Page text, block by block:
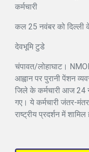
कर्मचारी
कल 25 नवंबर को दिल्ली
देवभूमि टुडे
चंपावत/लोहाघाट।
आह्वान पर पुरानी पेंशन
जिले के कर्मचारी आज 24
गए। ये कर्मचारी जंतर-
राष्ट्रीय प्रदर्शन में शामिल